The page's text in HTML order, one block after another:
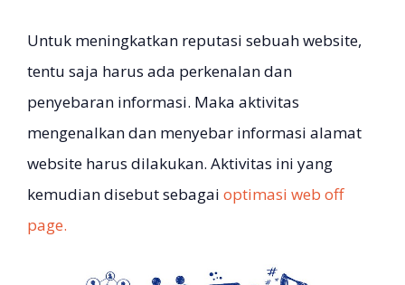
Untuk meningkatkan reputasi sebuah website,
tentu saja harus ada perkenalan dan
penyebaran informasi. Maka aktivitas
mengenalkan dan menyebar informasi alamat
website harus dilakukan. Aktivitas ini yang
kemudian disebut sebagai optimasi web off
page.